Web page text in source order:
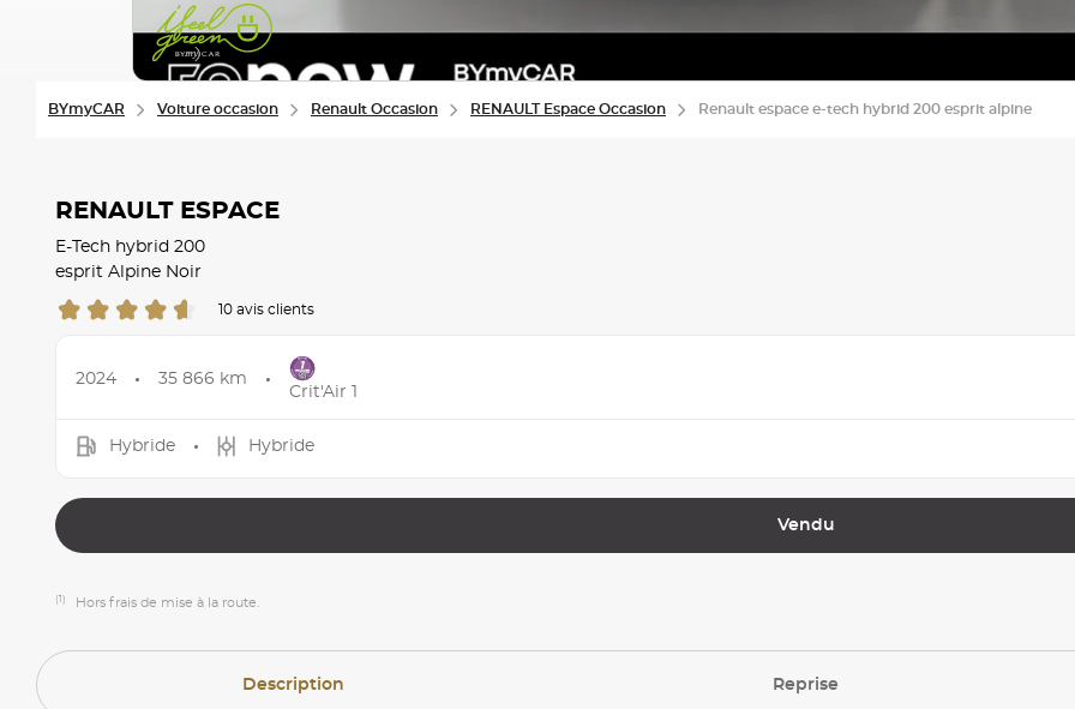
BYmyCAR Voiture occasion Renault Occasion RENAULT Espace Occasion Renault espace e-tech hybrid 200 esprit alpine
RENAULT ESPACE
E-Tech hybrid 200
esprit Alpine Noir
10 avis clients
2024 35 866 km
Crit'Air 1
Hybride Hybride
Vendu
(1) Hors frais de mise à la route.
Description Reprise